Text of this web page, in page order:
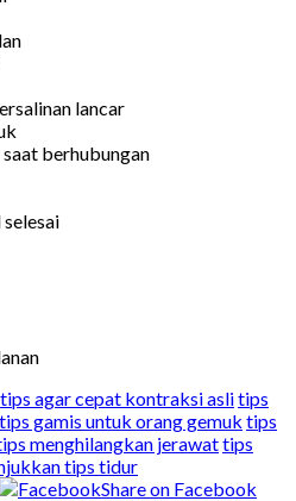
lancar
berhubungan
tips agar cepat kontraksi aslitips
tips gamis untuk orang gemuk tips
menghilangkan jerawattips
tips tidur
Share on Facebook